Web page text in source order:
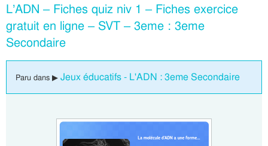
L’ADN – Fiches quiz niv 1 – Fiches exercice
gratuit en ligne – SVT – 3eme : 3eme
Secondaire
Paru dans ▶ Jeux éducatifs - L'ADN : 3eme Secondaire